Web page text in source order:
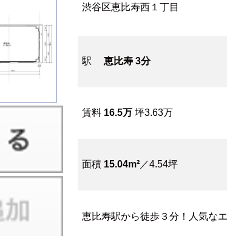
渋谷区恵比寿西１丁目
駅 恵比寿 3分
賃料 16.5万坪3.63万
面積 15.04m²／4.54坪
恵比寿駅から徒歩３分！人気な